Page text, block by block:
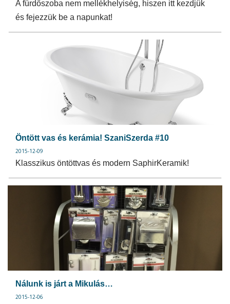
A fürdőszoba nem mellékhelyiség, hiszen itt kezdjük
és fejezzük be a napunkat!
Öntött vas és kerámia! SzaniSzerda #10
2015-12-09
Klasszikus öntöttvas és modern SaphirKeramik!
Nálunk is járt a Mikulás…
2015-12-06